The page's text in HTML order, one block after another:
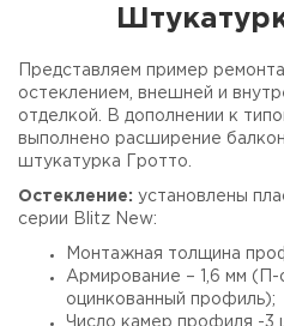
Виды остекления
Цены
Примеры работ
О нас
Статьи и байки
8 (495) 663-54-79
8-929-637-24-04
ВЫЗВАТЬ ЗАМЕРЩИКА
Представляем пример
остеклением, внешней и
отделкой. В дополнении к
выполнено расширение
штукатурка Гротто.
Остекление: установлены
серии Blitz New:
Монтажная толщина
Армирование – 1,6 мм (П-
оцинкованный профиль);
Число камер профиля -3